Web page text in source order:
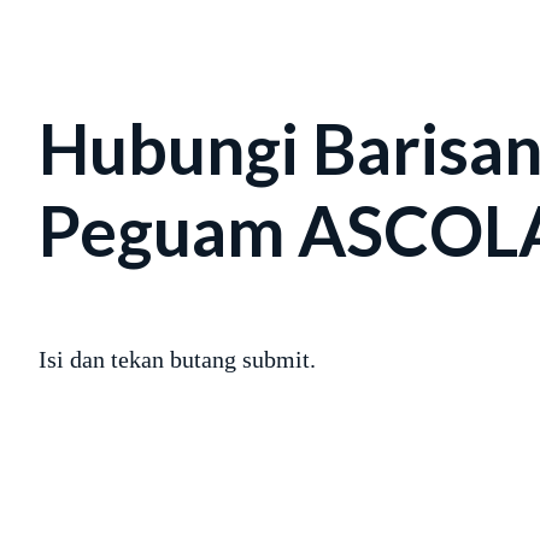
Hubungi Barisan
Peguam
Isi dan tekan butang submit.